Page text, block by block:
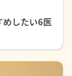
めしたい6医